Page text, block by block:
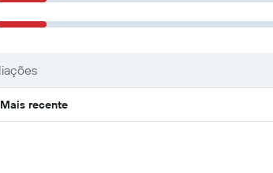
Mais recente